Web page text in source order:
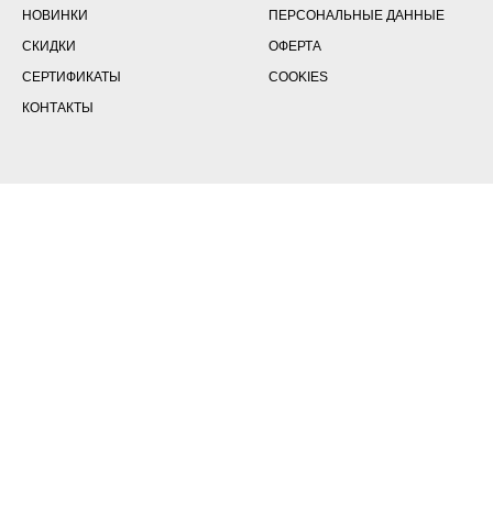
НОВИНКИ
СКИДКИ
СЕРТИФИКАТЫ
КОНТАКТЫ
ПЕРСОНАЛЬНЫЕ ДАННЫЕ
ОФЕРТА
COOKIES